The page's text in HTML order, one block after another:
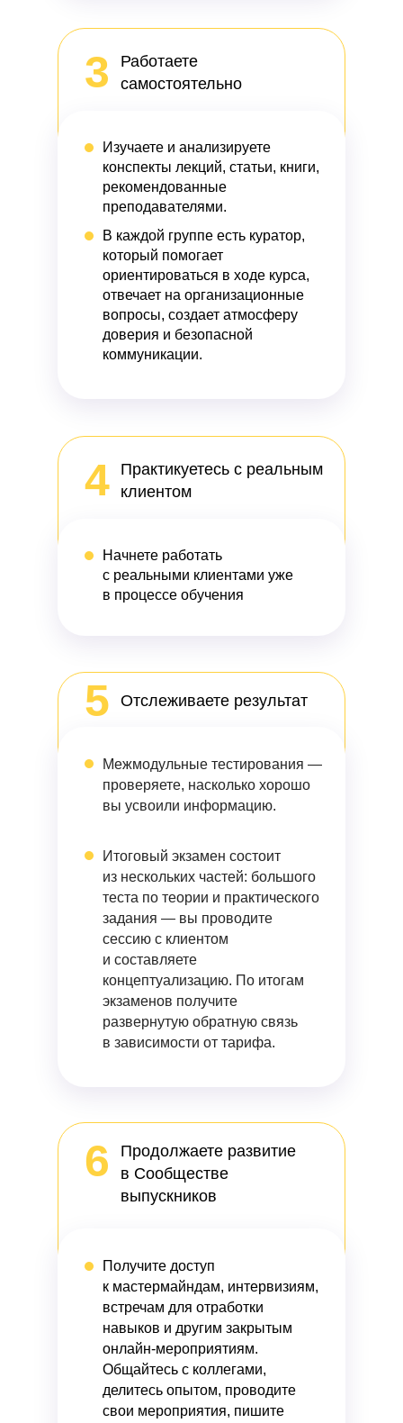
3
Изучаете и анализируете
конспекты лекций, статьи, книги,
рекомендованные
преподавателями.
В каждой группе есть куратор,
который помогает
ориентироваться в ходе курса,
отвечает на организационные
вопросы, создает атмосферу
доверия и безопасной
коммуникации.
Работаете
самостоятельно
4
Начнете работать
с реальными клиентами уже
в процессе обучения
Практикуетесь с реальным
клиентом
5
Итоговый экзамен состоит
из нескольких частей: большого
теста по теории и практического
задания — вы проводите
сессию с клиентом
и составляете
концептуализацию. По итогам
экзаменов получите
развернутую обратную связь
в зависимости от тарифа.
Межмодульные тестирования —
проверяете, насколько хорошо
вы усвоили информацию.
Отслеживаете результат
6
Получите доступ
к мастермайндам, интервизиям,
встречам для отработки
навыков и другим закрытым
онлайн-мероприятиям.
Общайтесь с коллегами,
делитесь опытом, проводите
свои мероприятия, пишите
Продолжаете развитие
в Сообществе
выпускников